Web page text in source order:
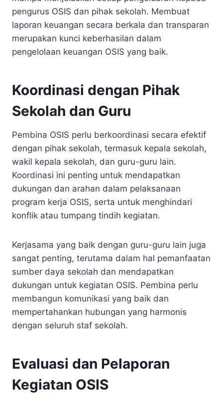
pengurus OSIS dan pihak sekolah. Membuat
laporan keuangan secara berkala dan transparan
merupakan kunci keberhasilan dalam
pengelolaan keuangan OSIS yang baik.
Koordinasi dengan Pihak
Sekolah dan Guru
Pembina OSIS perlu berkoordinasi secara efektif
dengan pihak sekolah, termasuk kepala sekolah,
wakil kepala sekolah, dan guru-guru lain.
Koordinasi ini penting untuk mendapatkan
dukungan dan arahan dalam pelaksanaan
program kerja OSIS, serta untuk menghindari
konflik atau tumpang tindih kegiatan.
Kerjasama yang baik dengan guru-guru lain juga
sangat penting, terutama dalam hal pemanfaatan
sumber daya sekolah dan mendapatkan
dukungan untuk kegiatan OSIS. Pembina perlu
membangun komunikasi yang baik dan
mempertahankan hubungan yang harmonis
dengan seluruh staf sekolah.
Evaluasi dan Pelaporan
Kegiatan OSIS